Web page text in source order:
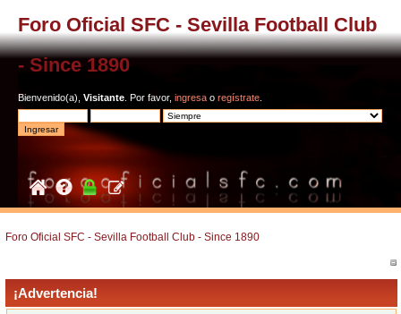
Foro Oficial SFC - Sevilla Football Club
- Since 1890
Bienvenido(a), Visitante . Por favor, ingresa o regístrate
Foro Oficial SFC - Sevilla Football Club - Since 1890
¡Advertencia!